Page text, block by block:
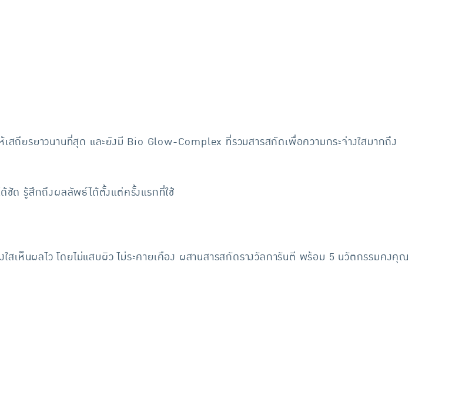
ถียรยาวนานที่สุด และยังมี Bio Glow-Complex ที่รวมสารสกัดเพื่อความกระจ่างใสมากถึง
ด้ชัด รู้สึกถึงผลลัพธ์ได้ตั้งแต่ครั้งแรกที่ใช้
สเห็นผลไว โดยไม่แสบผิว ไม่ระคายเคือง ผสานสารสกัดรางวัลการันตี พร้อม 5 นวัตกรรมคงคุณ